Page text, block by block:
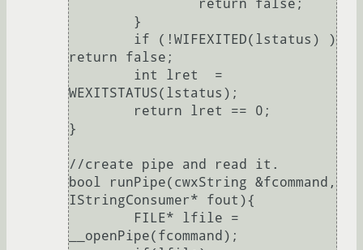
return false;
WEXITSTATUS(lstatus);
}
//create pipe and read it.
bool runPipe(cwxString &fcommand,
IStringConsumer* fout){
__openPipe(fcommand);